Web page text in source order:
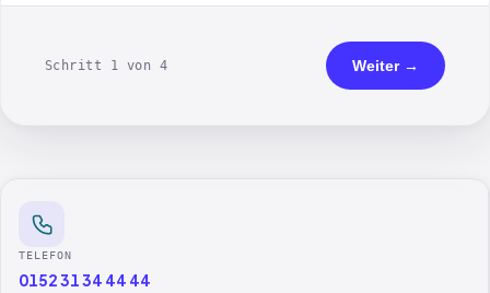
Schritt 1 von 4 Weiter →
TELEFON
0152 31 34 44 44